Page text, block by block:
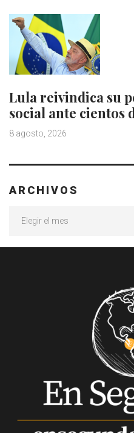
Lula reivindica su
social ante cientos
8 agosto, 2026
ARCHIVOS